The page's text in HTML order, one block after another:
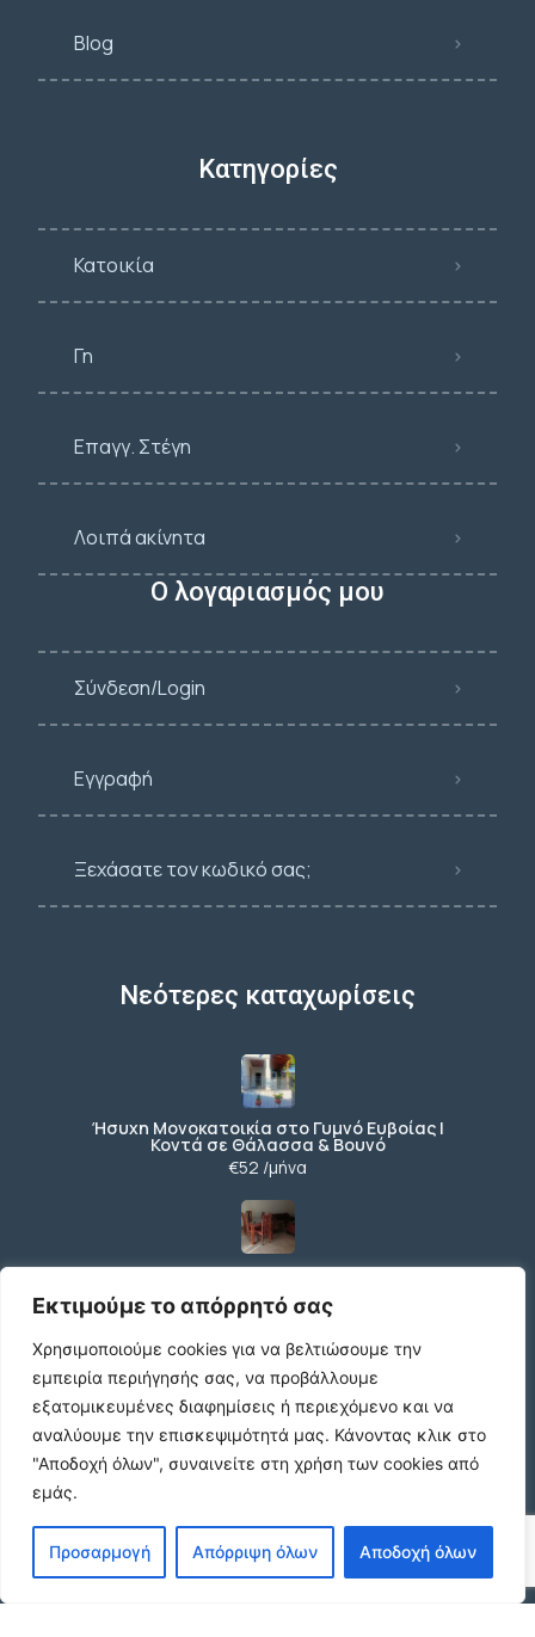
Εκτιμούμε το απόρρητό σας
Χρησιμοποιούμε cookies για να βελτιώσουμε την
εμπειρία περιήγησής σας, να προβάλλουμε
εξατομικευμένες διαφημίσεις ή περιεχόμενο και να
αναλύουμε την επισκεψιμότητά μας. Κάνοντας κλικ στο
"Αποδοχή όλων", συναινείτε στη χρήση των cookies από
εμάς.
Προσαρμογή Απόρριψη όλων Αποδοχή όλων
Blog
Κατηγορίες
Κατοικία
Γη
Επαγγ. Στέγη
Λοιπά ακίνητα
Ο λογαριασμός μου
Σύνδεση/Login
Εγγραφή
Ξεχάσατε τον κωδικό σας;
Νεότερες καταχωρίσεις
Ήσυχη Μονοκατοικία στο Γυμνό Ευβοίας |
Κοντά σε Θάλασσα & Βουνό
€52 /μήνα
ΕΝΟΙΚΙΑΣΗ ΔΙΑΜΕΡΙΣΜΑΤΟΣ ΧΑΡΙΛΑΟΥ
ΘΕΣΣΑΛΟΝΙΚΗ
€600 /μήνα
Κωδικος ακινητου Μ480 καταστημα στον
Ευοσμο
€500 /μήνα
ΠΩΛΕΙΤΑΙ ΟΙΚΟΠΕΔΟ 7325τ